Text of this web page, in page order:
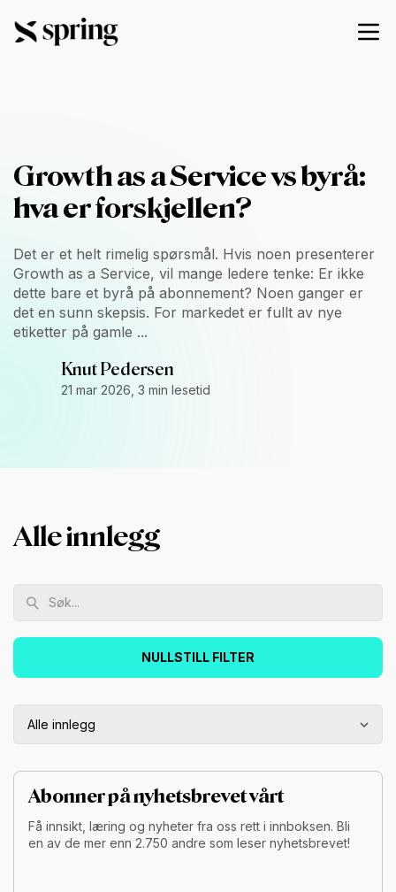
Growth as a Service vs byrå:
hva er forskjellen?
Det er et helt rimelig spørsmål. Hvis noen presenterer
Growth as a Service, vil mange ledere tenke: Er ikke
dette bare et byrå på abonnement? Noen ganger er
det en sunn skepsis. For markedet er fullt av nye
etiketter på gamle ...
Knut Pedersen
21 mar 2026, 3 min lesetid
Alle innlegg
NULLSTILL FILTER
Alle innlegg
Abonner på nyhetsbrevet vårt
Få innsikt, læring og nyheter fra oss rett i innboksen. Bli
en av de mer enn 2.750 andre som leser nyhetsbrevet!